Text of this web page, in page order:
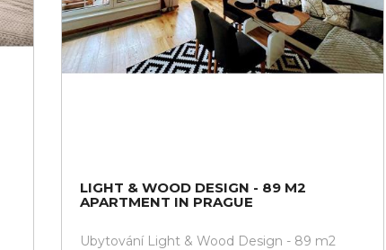
LIGHT & WOOD DESIGN - 89 M2
APARTMENT IN PRAGUE
Ubytování Light & Wood Design - 89 m2